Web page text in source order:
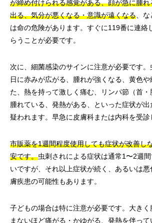
が締め付けられる感覚がある、顔が急に腫
出る、気分が悪くなる・意識が遠くなる、な
は命の危険があります。すぐに119番に連絡
らうことが必要です。
次に、細菌感染のサインに注意が必要です
日に赤みが広がる、腫れが強くなる、黄色や
た、熱を持って激しく痛む、リンパ節（首
腫れている、発熱がある、といった症状が
疑われます。早急に皮膚科または内科を受診
市販薬を1週間程度使用しても症状が改善し
安です。虫刺されによる症状は通常1〜2週
いですが、それ以上症状が続く、あるいは
膚疾患の可能性もあります。
子どもの場合は特に注意が必要です。大き
まないほど痛がる・かゆがる、発熱を伴っ